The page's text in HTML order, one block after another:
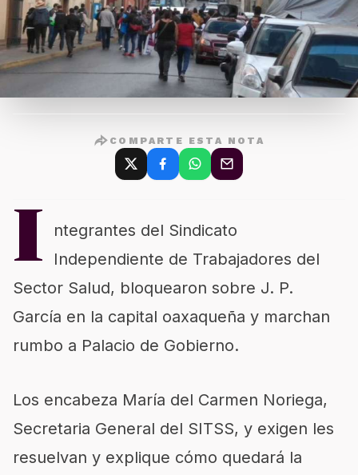
COMPARTE ESTA NOTA
I
ntegrantes del Sindicato
Independiente de Trabajadores del
Sector Salud, bloquearon sobre J. P.
García en la capital oaxaqueña y marchan
rumbo a Palacio de Gobierno.
Los encabeza María del Carmen Noriega,
Secretaria General del SITSS, y exigen les
resuelvan y explique cómo quedará la